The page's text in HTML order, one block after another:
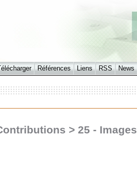
Références Liens RSS News
> 25 - Images